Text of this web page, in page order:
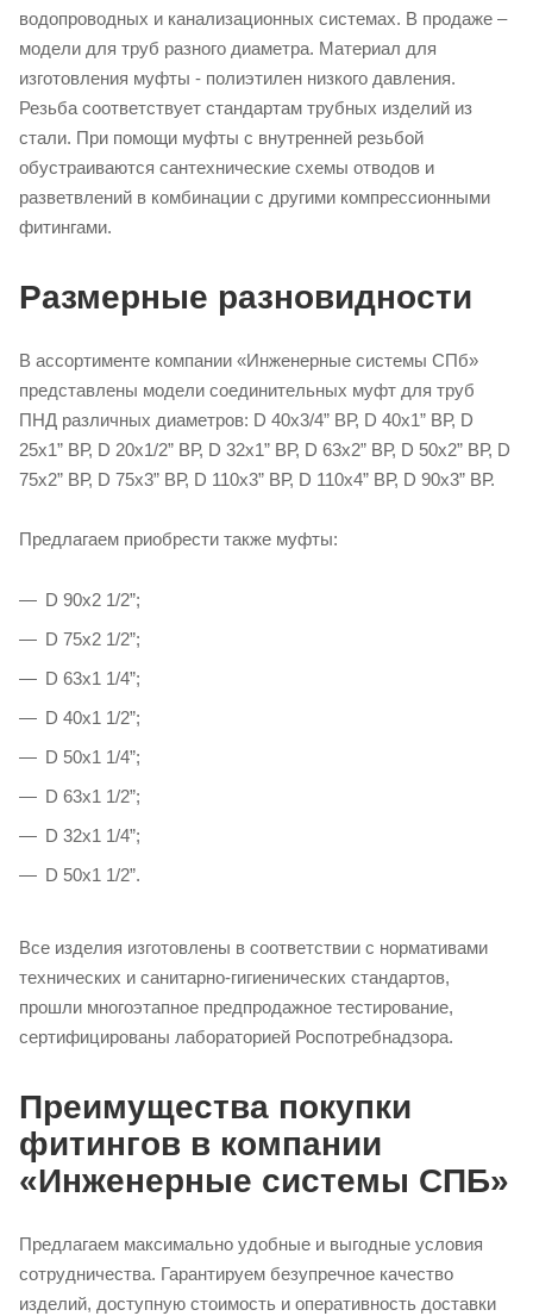
водопроводных и канализационных системах. В продаже –
модели для труб разного диаметра. Материал для
изготовления муфты - полиэтилен низкого давления.
Резьба соответствует стандартам трубных изделий из
стали. При помощи муфты с внутренней резьбой
обустраиваются сантехнические схемы отводов и
разветвлений в комбинации с другими компрессионными
фитингами.
Размерные разновидности
В ассортименте компании «Инженерные системы СПб»
представлены модели соединительных муфт для труб
ПНД различных диаметров: D 40х3/4” ВР, D 40х1” ВР, D
25х1” ВР, D 20х1/2” ВР, D 32х1” ВР, D 63х2” ВР, D 50х2” ВР, D
75х2” ВР, D 75х3” ВР, D 110х3” ВР, D 110х4” ВР, D 90х3” ВР.
Предлагаем приобрести также муфты:
D 90х2 1/2”;
D 75х2 1/2”;
D 63х1 1/4”;
D 40х1 1/2”;
D 50х1 1/4”;
D 63х1 1/2”;
D 32х1 1/4”;
D 50х1 1/2”.
Все изделия изготовлены в соответствии с нормативами
технических и санитарно-гигиенических стандартов,
прошли многоэтапное предпродажное тестирование,
сертифицированы лабораторией Роспотребнадзора.
Преимущества покупки
фитингов в компании
«Инженерные системы СПБ»
Предлагаем максимально удобные и выгодные условия
сотрудничества. Гарантируем безупречное качество
изделий, доступную стоимость и оперативность доставки